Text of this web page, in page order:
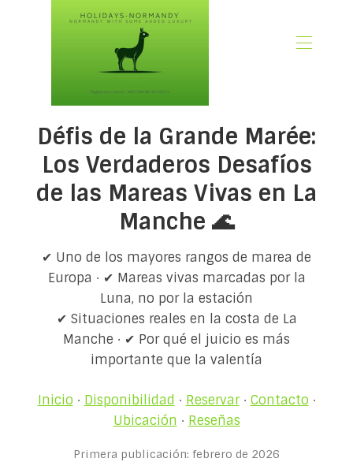
📃 Descripción general
🗓️ Disponibilidad
🚨 Reservar ahora
💶 Tarifas
🌿Qué incluye
📍 Ubicación
🌟 Opiniones de los huéspedes
🎉 Promociones
✍🏻 Nuestro Blog Normandía
👋 Sobre nosotros
✉ ¡Contáctanos!
Défis de la Grande Marée:
Los Verdaderos Desafíos
de las Mareas Vivas en La
Manche 🌊
✔ Uno de los mayores rangos de marea de
Europa · ✔ Mareas vivas marcadas por la
Luna, no por la estación
✔ Situaciones reales en la costa de La
Manche · ✔ Por qué el juicio es más
importante que la valentía
Inicio · Disponibilidad · Reservar· Contacto ·
Ubicación · Reseñas
Primera publicación: febrero de 2026